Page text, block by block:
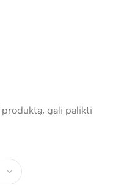
gali palikti